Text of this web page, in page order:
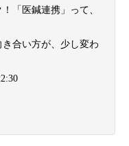
「医鍼連携」って、
合い方が、少し変わ